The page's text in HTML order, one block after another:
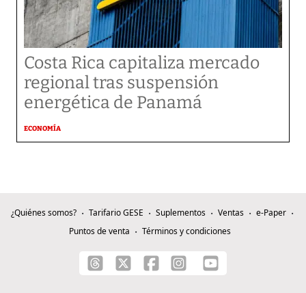
Costa Rica capitaliza mercado
regional tras suspensión
energética de Panamá
ECONOMÍA
¿Quiénes somos? Tarifario GESE Suplementos Ventas
e-Paper
Puntos de venta
Términos y condiciones